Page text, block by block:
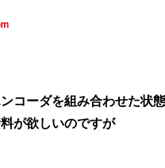
コーダを組み合わせた状
が欲しいのですが